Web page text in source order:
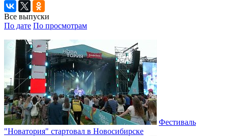
Все выпуски
По дате По просмотрам
Фестиваль
"Новатория" стартовал в Новосибирске